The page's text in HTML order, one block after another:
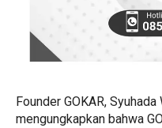
Founder GOKAR,
mengungkapkan bahwa